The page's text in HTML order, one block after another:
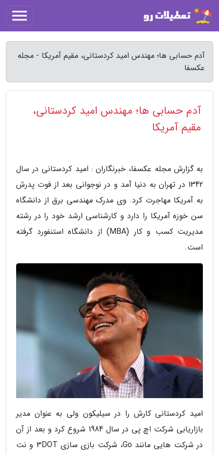
آدم حسابی ها؛ مهندس امید کردستانی، مقیم آمریکا - مجله
عکسفا
آدم حسابی ها؛ مهندس امید کردستانی،
مقیم آمریکا
به گزارش مجله عکسفا، خبرنگاران : امید کردستانی در سال
1342 در تهران به دنیا آمد و در نوجوانی بعد از فوت پدرش
به آمریکا مهاجرت کرد. وی مدرک مهندسی برق از دانشگاه
سن خوزه آمریکا را دارد و کارشناسی ارشد خود را در رشته
مدیریت کسب و کار (MBA) از دانشگاه استنفورد گرفته
است.
امید کردستانی کارش را در سیلیکون ولی به عنوان مدیر
بازاریابی شرکت اچ پی در سال 1984 شروع کرد و بعد از آن
در شرکت هایی مانند Go، شرکت بازی سازی 3DOT و نت